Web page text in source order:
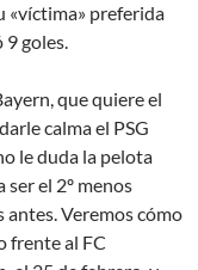
«víctima» preferida
goles.
que quiere el
calma el PSG
le duda la pelota
el 2º menos
antes. Veremos cómo
frente al FC